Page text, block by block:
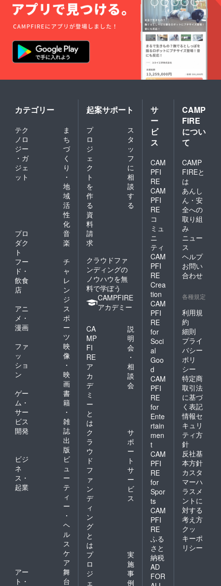
布することでリピート
購入を促しましょう。
特に食品やサプリメン
ト、日用品などの消耗
品は継続的な購入に繋
品ジャンルによってメ
す。施策5 LINE公式
アカウントの活用
キャンペーン期間中は
ショップページのPV
数が増加しますので、
バナー設置などでLINE
公式アカウントの友だ
ち追加を促すことで見
込み客を増やすチャン
スとなります。まだ手
を付けていない施策が
ございましたら積極的
のPayPay祭』を売上
アップの起点としま
しょう！
カテゴリー
テク
ノロ
ジー
・ガ
ジェ
ット
ま
ち
づ
く
り
・
地
域
活
性
化
プロ
ダク
ト
音
楽
フー
ド・
飲食
店
チ
ャ
レ
ン
ジ
アニ
メ・
漫画
ス
ポ
ー
ツ
ファ
ッ
ショ
ン
映
像
・
映
画
ゲー
ム・
サー
ビス
開発
書
籍
・
雑
誌
出
版
ビジ
ネ
ス・
起業
ビ
ュ
ー
テ
ィ
ー
・
ヘ
ル
ス
ケ
ア
アー
ト・
舞
台
起案サポート
プ
ロ
ジ
ェ
ク
ト
を
作
る
ス
タ
ッ
フ
に
相
談
す
る
資
料
請
求
クラウドファ
ンディングの
ノウハウを無
料で学ぼう
CAMPFIRE
アカデミー
CA
MP
FI
RE
ア
カ
デ
ミ
ー
と
は
説
明
会
・
相
談
会
ク
ラ
ウ
ド
フ
ァ
ン
デ
ィ
ン
グ
と
は
サ
ポ
ー
ト
サ
ー
ビ
ス
プ
ロ
ジ
ェ
実
施
事
例
サ
ー
ビ
ス
CAM
PFI
RE
CAM
PFI
RE
コ
ミュ
ニ
ティ
CAM
PFI
RE
Crea
tion
CAM
PFI
RE
for
Soci
al
Goo
d
CAM
PFI
RE
for
Ente
rtain
men
t
CAM
PFI
RE
for
Spor
ts
CAM
PFI
RE
ふる
さと
納税
AD
FOR
CAMP
FIRE
につい
て
CAMP
FIREと
は
あんし
ん・安
全への
取り組
み
ニュー
ス
ヘルプ
お問い
合わせ
各種規定
利用規
約
細則
プライ
バシー
ポリ
シー
特定商
取引法
に基づ
く表記
情報セ
キュリ
ティ方
針
反社基
本方針
カスタ
マーハ
ラスメ
ントに
対する
考え方
クッ
キーポ
リシー